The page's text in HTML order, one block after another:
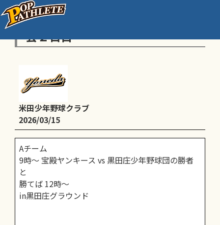
第42回 北播少年親善野球春季大
会２日目
米田少年野球クラブ
2026/03/15
Aチーム
9時〜 宝殿ヤンキース vs 黒田庄少年野球団の勝者
と
勝てば 12時〜
in黒田庄グラウンド